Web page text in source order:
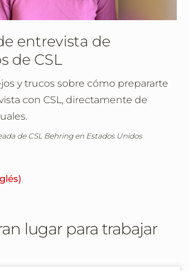
entrevista de
de CSL
y trucos sobre cómo prepararte
con CSL, directamente de
de CSL Behring en Estados Unidos
lugar para trabajar